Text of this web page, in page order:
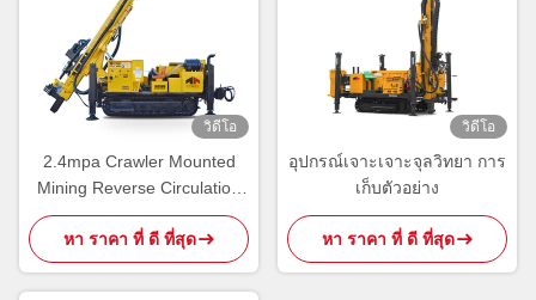
วิดีโอ
2.4mpa Crawler Mounted
Mining Reverse Circulation
RC เครื่องเจาะ
หา ราคา ที่ ดี ที่สุด
วิดีโอ
อุปกรณ์เจาะเจาะจุลวิทยา การ
เก็บตัวอย่าง
หา ราคา ที่ ดี ที่สุด